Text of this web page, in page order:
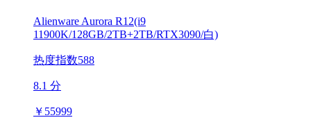
Alienware Aurora R12(i9
11900K/128GB/2TB+2TB/RTX3090/白)
热度指数588
8.1 分
￥ 55999